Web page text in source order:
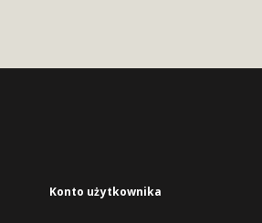
Konto użytkownika